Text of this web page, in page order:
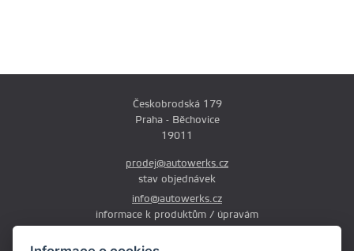
Českobrodská 179
Praha - Běchovice
19011
prodej@autowerks.cz
stav objednávek
info@autowerks.cz
informace k produktům / úpravám